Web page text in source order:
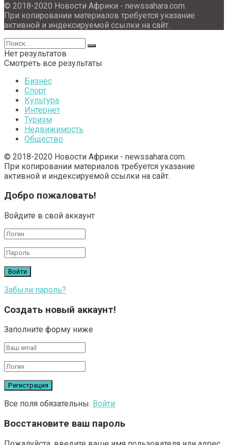
© 2018-2020 Новости Африки - newssahara.com.
При копировании материалов требуется указание
активной и индексируемой ссылки на сайт.
Нет результатов
Смотреть все результаты
Бизнес
Спорт
Культура
Интернет
Туризм
Недвижимость
Общество
© 2018-2020 Новости Африки - newssahara.com.
При копировании материалов требуется указание
активной и индексируемой ссылки на сайт.
Добро пожаловать!
Войдите в свой аккаунт
Забыли пароль?
Создать новый аккаунт!
Заполните форму ниже
Все поля обязательны. Войти
Восстановите ваш пароль